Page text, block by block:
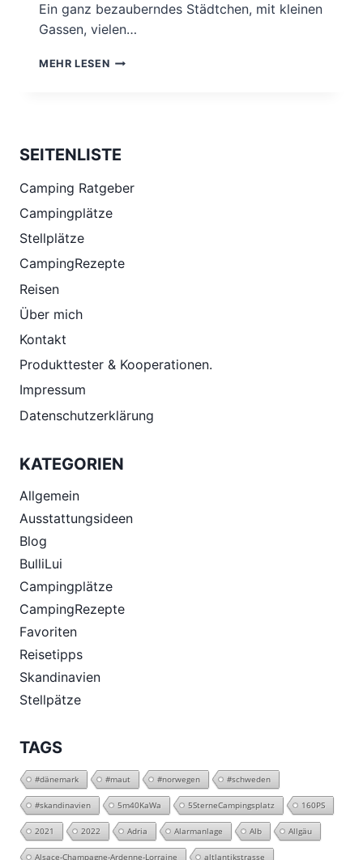
Ein ganz bezauberndes Städtchen, mit kleinen
Gassen, vielen…
MEHR LESENEGUISHEIM
SEITENLISTE
Camping Ratgeber
Campingplätze
Stellplätze
CampingRezepte
Reisen
Über mich
Kontakt
Produkttester & Kooperationen.
Impressum
Datenschutzerklärung
KATEGORIEN
Allgemein
Ausstattungsideen
Blog
BulliLui
Campingplätze
CampingRezepte
Favoriten
Reisetipps
Skandinavien
Stellpätze
TAGS
#dänemark #maut #norwegen #schweden
#skandinavien 5m40KaWa 5SterneCampingsplatz 160PS
2021 2022 Adria Alarmanlage Alb Allgäu
Alsace-Champagne-Ardenne-Lorraine altlantikstrasse